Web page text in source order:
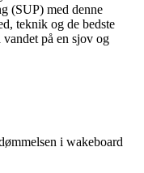
(SUP) med denne
teknik og de bedste
vandet på en sjov og
i wakeboard